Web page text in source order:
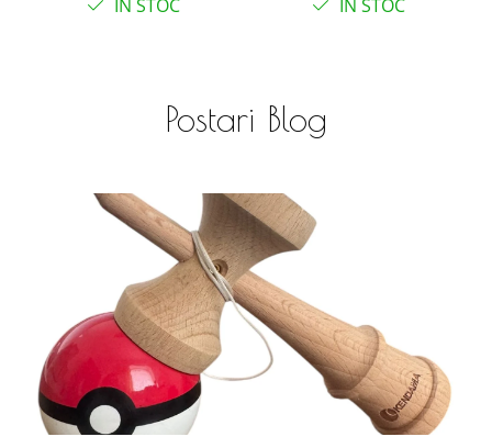
IN STOC IN STOC
Postari Blog